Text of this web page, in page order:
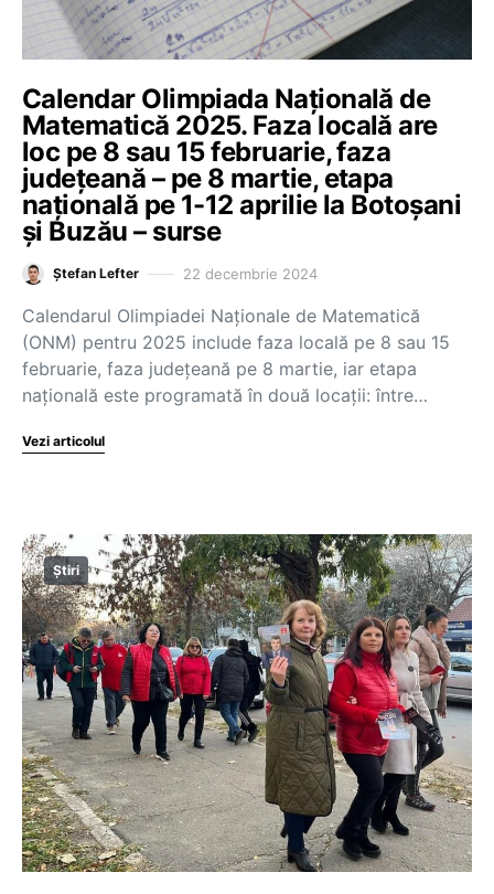
Calendar Olimpiada Națională de
Matematică 2025. Faza locală are
loc pe 8 sau 15 februarie, faza
județeană – pe 8 martie, etapa
națională pe 1-12 aprilie la Botoșani
și Buzău – surse
Ștefan Lefter 22 decembrie 2024
Calendarul Olimpiadei Naționale de Matematică
(ONM) pentru 2025 include faza locală pe 8 sau 15
februarie, faza județeană pe 8 martie, iar etapa
națională este programată în două locații: între…
Vezi articolul
Știri